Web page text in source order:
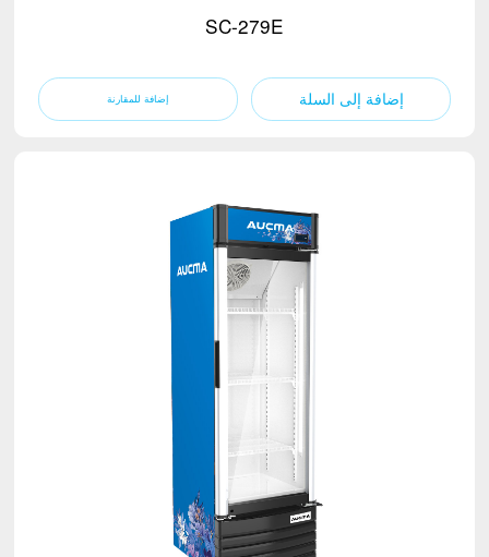
SC-279E
إضافة إلى السلة